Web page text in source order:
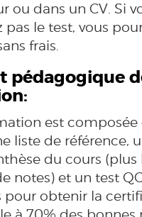
ou dans un CV. Si
pas le test, vous
frais.
pédagogique
est composée
liste de référence,
du cours (plus
notes) et un test
pour obtenir la